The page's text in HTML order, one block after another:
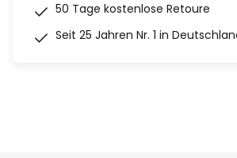
50 Tage kostenlose Retoure
Seit 25 Jahren Nr. 1 in